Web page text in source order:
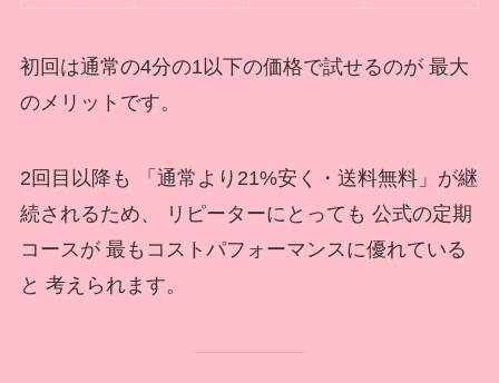
初回は通常の4分の1以下の価格で試せるのが 最大
のメリットです。
2回目以降も 「通常より21%安く・送料無料」が継
続されるため、 リピーターにとっても 公式の定期
コースが 最もコストパフォーマンスに優れている
と 考えられます。